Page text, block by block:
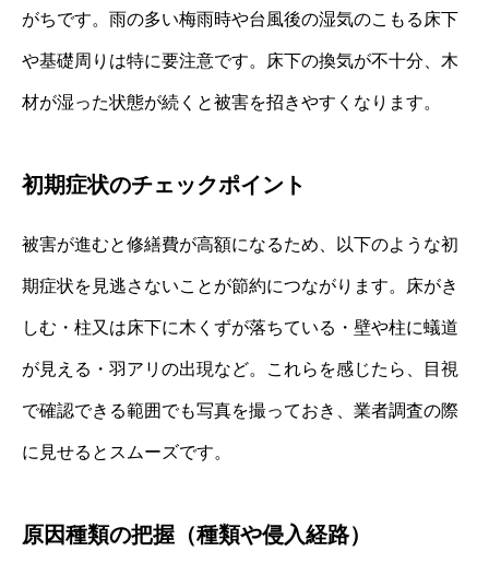
がちです。雨の多い梅雨時や台風後の湿気のこもる床下
や基礎周りは特に要注意です。床下の換気が不十分、木
材が湿った状態が続くと被害を招きやすくなります。
初期症状のチェックポイント
被害が進むと修繕費が高額になるため、以下のような初
期症状を見逃さないことが節約につながります。床がき
しむ・柱又は床下に木くずが落ちている・壁や柱に蟻道
が見える・羽アリの出現など。これらを感じたら、目視
で確認できる範囲でも写真を撮っておき、業者調査の際
に見せるとスムーズです。
原因種類の把握（種類や侵入経路）